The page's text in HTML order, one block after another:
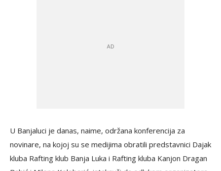
U Banjaluci je danas, naime, održana konferencija za
novinare, na kojoj su se medijima obratili predstavnici Dajak
kluba Rafting klub Banja Luka i Rafting kluba Kanjon Dragan